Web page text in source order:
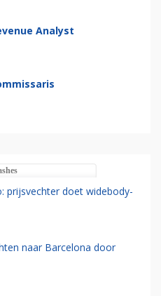
Analyst
prijsvechter doet widebody-
naar Barcelona door